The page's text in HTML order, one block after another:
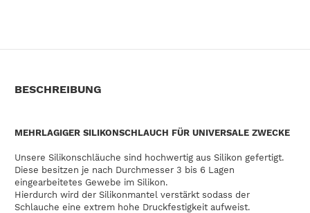
BESCHREIBUNG
MEHRLAGIGER SILIKONSCHLAUCH FÜR UNIVERSALE ZWECKE
Unsere Silikonschläuche sind hochwertig aus Silikon gefertigt.
Diese besitzen je nach Durchmesser 3 bis 6 Lagen
eingearbeitetes Gewebe im Silikon.
Hierdurch wird der Silikonmantel verstärkt sodass der
Schlauche eine extrem hohe Druckfestigkeit aufweist.